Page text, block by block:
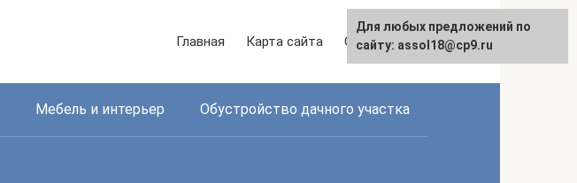
Главная Карта сайта Связаться с нами
Мебель и интерьер Обустройство дачного участка
Для любых предложений по
сайту: assol18@cp9.ru